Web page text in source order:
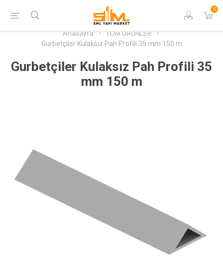
0
Anasayfa
TÜM ÜRÜNLER
Gurbetçiler Kulaksız Pah Profili 35 mm 150 m
Gurbetçiler Kulaksız Pah Profili 35
mm 150 m